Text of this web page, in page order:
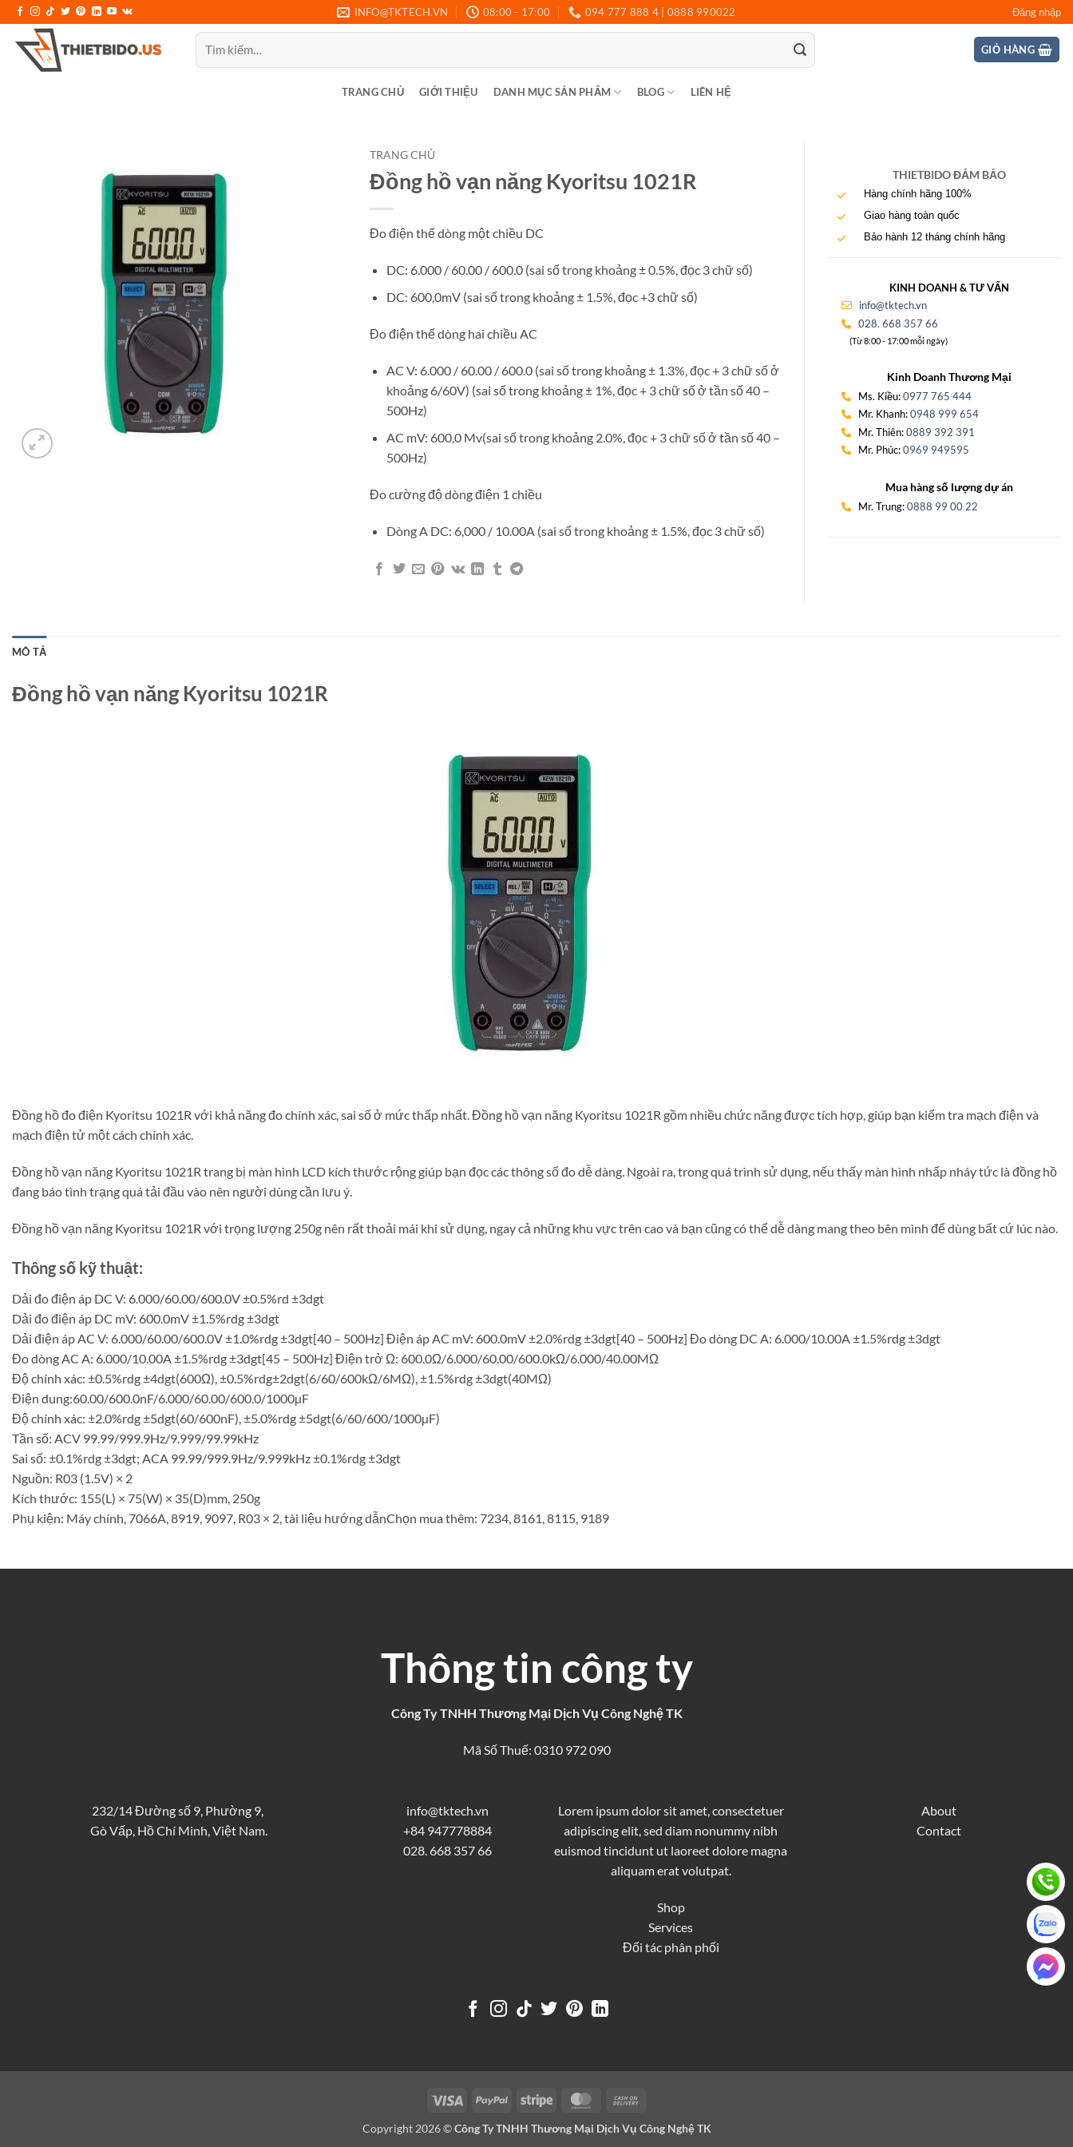
qua
nội
INFO@TKTECH.VN 08:00 - 17:00 094 777 888 4 | 0888 990022 Đăng nhập
Tìm
kiếm:
GIỎ HÀNG
TRANG CHỦ GIỚI THIỆU DANH MỤC SẢN PHẨM BLOG LIÊN HỆ
TRANG CHỦ
Đồng hồ vạn năng Kyoritsu 1021R
Đo điện thế dòng một chiều DC
DC: 6.000 / 60.00 / 600.0 (sai số trong khoảng ± 0.5%, đọc 3 chữ số)
DC: 600,0mV (sai số trong khoảng ± 1.5%, đọc +3 chữ số)
Đo điện thế dòng hai chiều AC
AC V: 6.000 / 60.00 / 600.0 (sai số trong khoảng ± 1.3%, đọc + 3 chữ số ở
khoảng 6/60V) (sai số trong khoảng ± 1%, đọc + 3 chữ số ở tần số 40 –
500Hz)
AC mV: 600,0 Mv(sai số trong khoảng 2.0%, đọc + 3 chữ số ở tần số 40 –
500Hz)
Đo cường độ dòng điện 1 chiều
Dòng A DC: 6,000 / 10.00A (sai số trong khoảng ± 1.5%, đọc 3 chữ số)
THIETBIDO ĐẢM BẢO
Hàng chính hãng 100%
Giao hàng toàn quốc
Bảo hành 12 tháng chính hãng
KINH DOANH & TƯ VẤN
info@tktech.vn
028. 668 357 66
(Từ 8:00 - 17:00 mỗi ngày)
Kinh Doanh Thương Mại
Ms. Kiều:0977 765 444
Mr. Khanh:0948 999 654
Mr. Thiên:0889 392 391
Mr. Phúc:0969 949595
Mua hàng số lượng dự án
Mr. Trung:0888 99 00 22
MÔ TẢ
Đồng hồ vạn năng Kyoritsu 1021R
Đồng hồ đo điện Kyoritsu 1021R với khả năng đo chính xác, sai số ở mức thấp nhất. Đồng hồ vạn năng Kyoritsu 1021R gồm nhiều chức năng được tích hợp, giúp bạn kiểm tra mạch điện và
mạch điện tử một cách chính xác.
Đồng hồ vạn năng Kyoritsu 1021R trang bị màn hình LCD kích thước rộng giúp bạn đọc các thông số đo dễ dàng. Ngoài ra, trong quá trình sử dụng, nếu thấy màn hình nhấp nháy tức là đồng hồ
đang báo tình trạng quá tải đầu vào nên người dùng cần lưu ý.
Đồng hồ vạn năng Kyoritsu 1021R với trọng lượng 250g nên rất thoải mái khi sử dụng, ngay cả những khu vực trên cao và bạn cũng có thể dễ dàng mang theo bên mình để dùng bất cứ lúc nào.
Thông số kỹ thuật:
Dải đo điện áp DC V: 6.000/60.00/600.0V ±0.5%rd ±3dgt
Dải đo điện áp DC mV: 600.0mV ±1.5%rdg ±3dgt
Dải điện áp AC V: 6.000/60.00/600.0V ±1.0%rdg ±3dgt[40 – 500Hz] Điện áp AC mV: 600.0mV ±2.0%rdg ±3dgt[40 – 500Hz] Đo dòng DC A: 6.000/10.00A ±1.5%rdg ±3dgt
Đo dòng AC A: 6.000/10.00A ±1.5%rdg ±3dgt[45 – 500Hz] Điện trở Ω: 600.0Ω/6.000/60.00/600.0kΩ/6.000/40.00MΩ
Độ chính xác: ±0.5%rdg ±4dgt(600Ω), ±0.5%rdg±2dgt(6/60/600kΩ/6MΩ), ±1.5%rdg ±3dgt(40MΩ)
Điện dung:60.00/600.0nF/6.000/60.00/600.0/1000µF
Độ chính xác: ±2.0%rdg ±5dgt(60/600nF), ±5.0%rdg ±5dgt(6/60/600/1000µF)
Tần số: ACV 99.99/999.9Hz/9.999/99.99kHz
Sai số: ±0.1%rdg ±3dgt; ACA 99.99/999.9Hz/9.999kHz ±0.1%rdg ±3dgt
Nguồn: R03 (1.5V) × 2
Kích thước: 155(L) × 75(W) × 35(D)mm, 250g
Phụ kiện: Máy chính, 7066A, 8919, 9097, R03 × 2, tài liệu hướng dẫnChọn mua thêm: 7234, 8161, 8115, 9189
Thông tin công ty
Công Ty TNHH Thương Mại Dịch Vụ Công Nghệ TK
Mã Số Thuế: 0310 972 090
232/14 Đường số 9, Phường 9,
Gò Vấp, Hồ Chí Minh, Việt Nam.
info@tktech.vn
+84 947778884
028. 668 357 66
Lorem ipsum dolor sit amet, consectetuer
adipiscing elit, sed diam nonummy nibh
euismod tincidunt ut laoreet dolore magna
aliquam erat volutpat.
Shop
Services
Đối tác phân phối
About
Contact
Visa PayPal Stripe MasterCard
Delivery
Copyright 2026 ©Công Ty TNHH Thương Mại Dịch Vụ Công Nghệ TK